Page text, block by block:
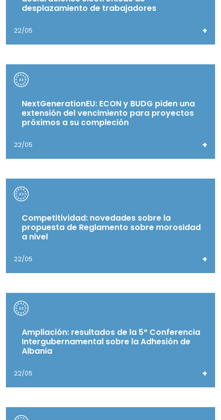
desplazamiento de trabajadores
22/05 +
NextGenerationEU: ECON y BUDG piden una
extensión del vencimiento para proyectos
próximos a su compleción
22/05 +
Competitividad: novedades sobre la
propuesta de Reglamento sobre morosidad
a nivel
22/05 +
Ampliación: resultados de la 5ª Conferencia
Intergubernamental sobre la Adhesión de
Albania
22/05 +